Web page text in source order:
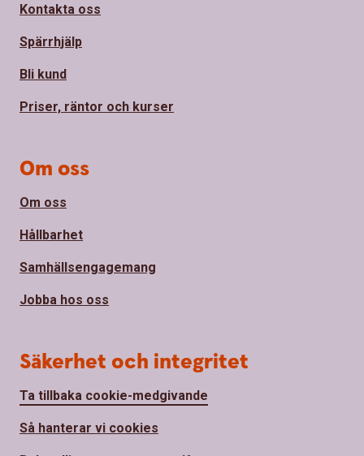
Kontakta oss
Spärrhjälp
Bli kund
Priser, räntor och kurser
Om oss
Om oss
Hållbarhet
Samhällsengagemang
Jobba hos oss
Säkerhet och integritet
Ta tillbaka cookie-medgivande
Så hanterar vi cookies